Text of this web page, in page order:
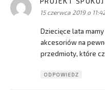
15 czerwca 2019 o
Dziecięce lata
akcesoriów na
przedmioty, które
ODPOWIEDZ